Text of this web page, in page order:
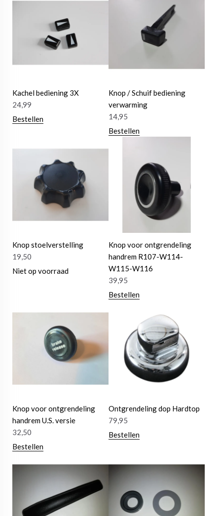
Kachel bediening 3X
24,99
Bestellen
Knop / Schuif bediening
verwarming
14,95
Bestellen
Knop stoelverstelling
19,50
Niet op voorraad
Knop voor ontgrendeling
handrem R107-W114-
W115-W116
39,95
Bestellen
Knop voor ontgrendeling
handrem U.S. versie
32,50
Bestellen
Ontgrendeling dop Hardtop
79,95
Bestellen